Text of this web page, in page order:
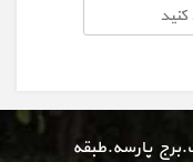
پارسه.طبقه